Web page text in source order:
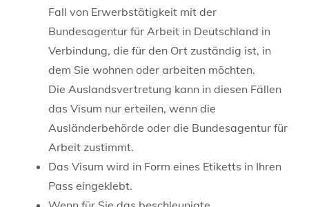
Fall von Erwerbstätigkeit mit der
Bundesagentur für Arbeit in Deutschland in
Verbindung, die für den Ort zuständig ist, in
dem Sie wohnen oder arbeiten möchten.
Die Auslandsvertretung kann in diesen Fällen
das Visum nur erteilen, wenn die
Ausländerbehörde oder die Bundesagentur für
Arbeit zustimmt.
Das Visum wird in Form eines Etiketts in Ihren
Pass eingeklebt.